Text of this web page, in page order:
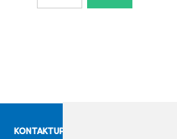
KONTAKTUPPGIFTER